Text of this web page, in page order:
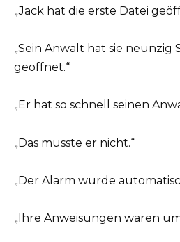
„Jack hat die erste Datei
„Sein Anwalt hat sie neunzig
geöffnet.“
„Er hat so schnell seinen
„Das musste er nicht.“
„Der Alarm wurde
„Ihre Anweisungen waren